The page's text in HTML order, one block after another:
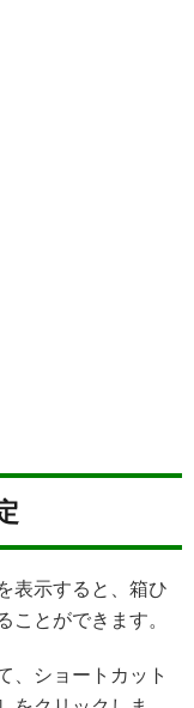
表示すると、箱ひ
ことができます。
、ショートカット